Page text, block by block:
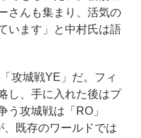
さんも集まり、活気の
います」と中村氏は語
攻城戦YE」だ。フィ
し、手に入れた後はプ
う攻城戦は「RO」
、既存のワールドでは